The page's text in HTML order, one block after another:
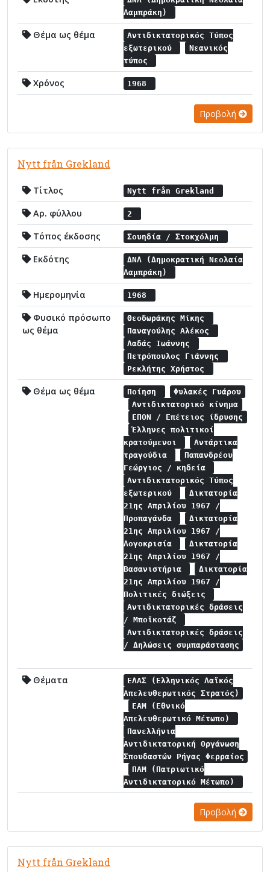
Λαμπράκη)
Θέμα ως θέμα
Αντιδικτατορικός Τύπος
εξωτερικού
Νεανικός
τύπος
Χρόνος 1968
Προβολή
Nytt från Grekland
Τίτλος Nytt från Grekland
Αρ. φύλλου 2
Τόπος έκδοσης Σουηδία / Στοκχόλμη
Εκδότης
ΔΝΛ (Δημοκρατική Νεολαία
Λαμπράκη)
Ημερομηνία 1968
Φυσικό πρόσωπο
ως θέμα
Θεοδωράκης Μίκης
Παναγούλης Αλέκος
Λαδάς Ιωάννης
Πετρόπουλος Γιάννης
Ρεκλήτης Χρήστος
Θέμα ως θέμα Ποίηση
Φυλακές Γυάρου
Αντιδικτατορικό κίνημα
ΕΠΟΝ / Επέτειος ίδρυσης
Έλληνες πολιτικοί
κρατούμενοι
Αντάρτικα
τραγούδια
Παπανδρέου
Γεώργιος / κηδεία
Αντιδικτατορικός Τύπος
εξωτερικού
Δικτατορία
21ης Απριλίου 1967 /
Προπαγάνδα
Δικτατορία
21ης Απριλίου 1967 /
Λογοκρισία
Δικτατορία
21ης Απριλίου 1967 /
Βασανιστήρια
Δικτατορία
21ης Απριλίου 1967 /
Πολιτικές διώξεις
Αντιδικτατορικές δράσεις
/ Μποϊκοτάζ
Αντιδικτατορικές δράσεις
/ Δηλώσεις συμπαράστασης
Θέματα
ΕΛΑΣ (Ελληνικός Λαϊκός
Απελευθερωτικός Στρατός)
ΕΑΜ (Εθνικό
Απελευθερωτικό Μέτωπο)
Πανελλήνια
Αντιδικτατορική Οργάνωση
Σπουδαστών Ρήγας Φερραίος
ΠΑΜ (Πατριωτικό
Αντιδικτατορικό Μέτωπο)
Προβολή
Nytt från Grekland